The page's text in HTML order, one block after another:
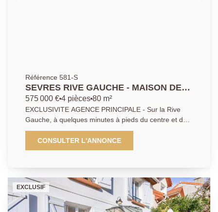
Référence 581-S
SEVRES RIVE GAUCHE - MAISON DE
CHARME
575 000 € 4 pièces 80 m²
EXCLUSIVITE AGENCE PRINCIPALE - Sur la Rive
Gauche, à quelques minutes à pieds du centre et de
la gare, charmante maison sans aucun travaux à
prévoir. Elle comprend une belle pièce de vie donnant
sur la terrasse et jardin exposés Sud, une cuisine
stationner un véhicule.
CONSULTER L'ANNONCE
EXCLUSIF